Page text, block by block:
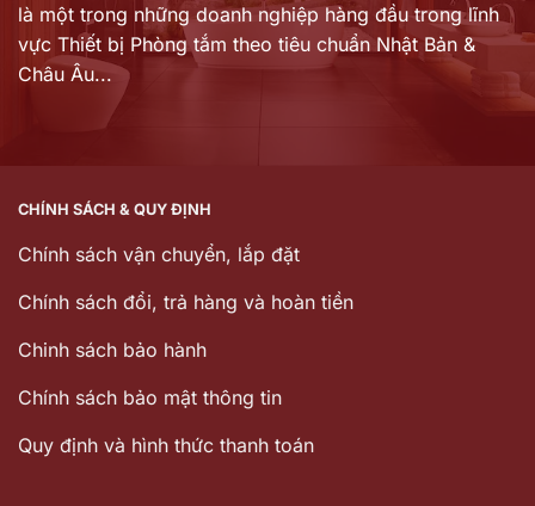
là một trong những doanh nghiệp hàng đầu trong lĩnh
vực Thiết bị Phòng tắm theo tiêu chuẩn Nhật Bản &
Châu Âu...
CHÍNH SÁCH & QUY ĐỊNH
Chính sách vận chuyển, lắp đặt
Chính sách đổi, trả hàng và hoàn tiền
Chinh sách bảo hành
Chính sách bảo mật thông tin
Quy định và hình thức thanh toán